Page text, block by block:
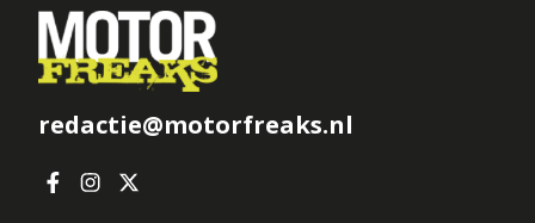
redactie@motorfreaks.nl